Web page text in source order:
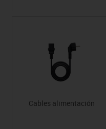
Cables alimentación